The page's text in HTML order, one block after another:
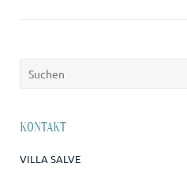
Suchen
KONTAKT
VILLA SALVE